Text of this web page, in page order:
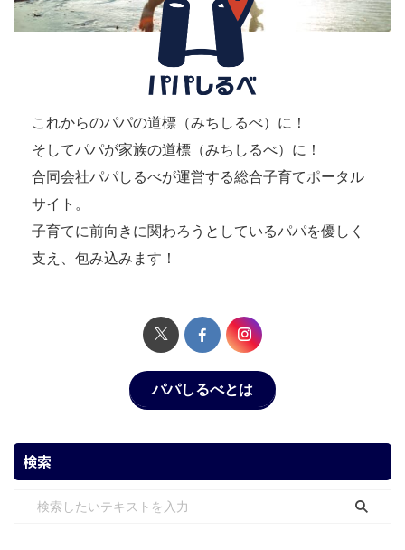
これからのパパの道標（みちしるべ）に！
そしてパパが家族の道標（みちしるべ）に！
合同会社パパしるべが運営する総合子育てポータル
サイト。
子育てに前向きに関わろうとしているパパを優しく
支え、包み込みます！
パパしるべとは
検索